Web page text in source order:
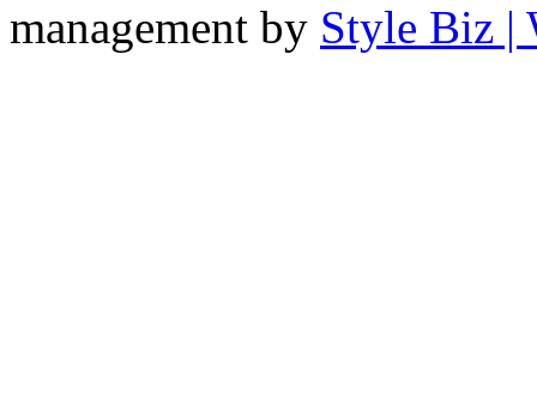
management by Style Biz |